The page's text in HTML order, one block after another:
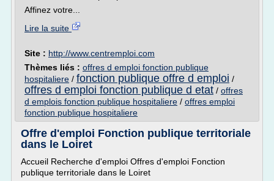
Affinez votre...
Lire la suite
Site : http://www.centremploi.com
Thèmes liés : offres d emploi fonction publique
hospitaliere / fonction publique offre d emploi /
offres d emploi fonction publique d etat / offres
d emplois fonction publique hospitaliere / offres emploi
fonction publique hospitaliere
Offre d'emploi Fonction publique territoriale
dans le Loiret
Accueil Recherche d'emploi Offres d'emploi Fonction
publique territoriale dans le Loiret